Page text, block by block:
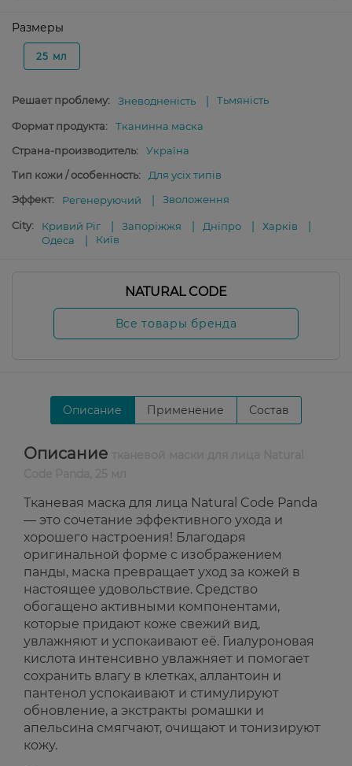
Размеры
25 мл
Решает проблему: Зневодненість Тьмяність
Формат продукта:
Тканинна маска
Страна-производитель:
Україна
Тип кожи / особенность:
Для усіх типів
Эффект:
Регенеруючий Зволоження
City: Кривий Ріг Запоріжжя Дніпро
Харків
Одеса
Київ
NATURAL CODE
Все товары бренда
Описание Применение Состав
Описание
Тканевая маска для лица Natural Code Panda
— это сочетание эффективного ухода и
хорошего настроения! Благодаря
оригинальной форме с изображением
панды, маска превращает уход за кожей в
настоящее удовольствие. Средство
обогащено активными компонентами,
которые придают коже свежий вид,
увлажняют и успокаивают её. Гиалуроновая
кислота интенсивно увлажняет и помогает
сохранить влагу в клетках, аллантоин и
пантенол успокаивают и стимулируют
обновление, а экстракты ромашки и
апельсина смягчают, очищают и тонизируют
кожу.